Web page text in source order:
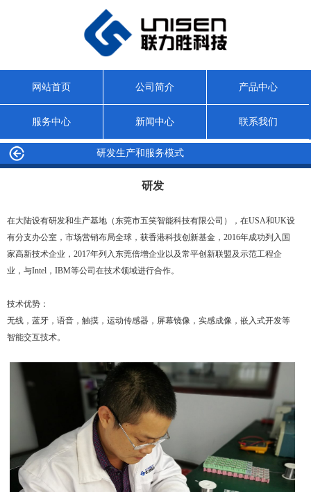
网站首页 公司简介 产品中心
服务中心 新闻中心 联系我们
研发生产和服务模式
研发
在大陆设有研发和生产基地（东莞市五笑智能科技有限公司），在USA和UK设
有分支办公室，市场营销布局全球，获香港科技创新基金， 2016年成功列入国
家高新技术企业， 2017年列入东莞倍增企业以及常平创新联盟及示范工程企
业，与Intel ， IBM等公司在技术领域进行合作。
技术优势：
无线，蓝牙，语音，触摸，运动传感器，屏幕镜像，实感成像，嵌入式开发等
智能交互技术。